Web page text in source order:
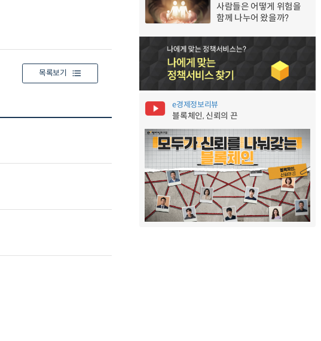
목록보기
사람들은 어떻게 위험을
함께 나누어 왔을까?
e경제정보리뷰
블록체인, 신뢰의 끈